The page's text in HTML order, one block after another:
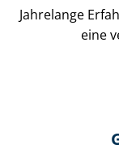
Jahrelange
eine